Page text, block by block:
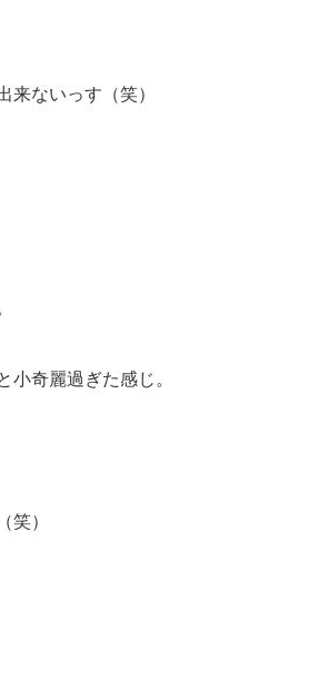
来ないっす（笑）
小奇麗過ぎた感じ。
笑）